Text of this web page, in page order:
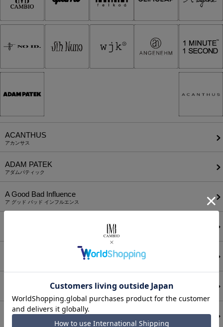
ACANTHUS
アカンサス
ADAM PATEK
アダムパティック
A Good Bad Influence
ア グッド バッド インフルエンス
ANGENEHM